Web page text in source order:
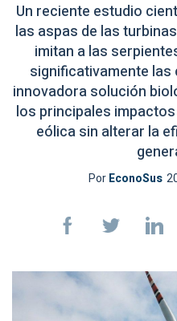
Un reciente estudio
las aspas de las
imitan a las
significativamente las
innovadora solución
los principales
eólica sin alterar la
PorEconoSus